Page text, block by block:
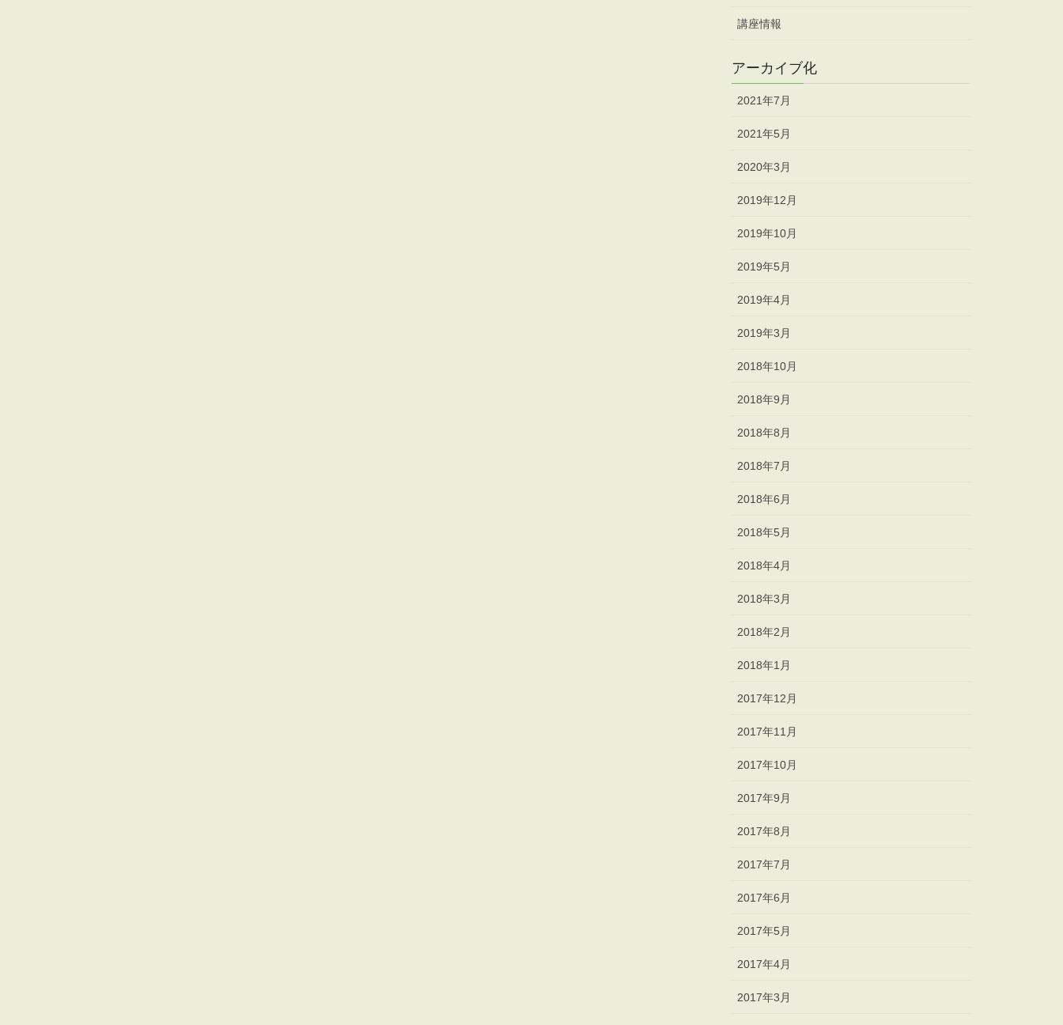
講座情報
アーカイブ化
2021年7月
2021年5月
2020年3月
2019年12月
2019年10月
2019年5月
2019年4月
2019年3月
2018年10月
2018年9月
2018年8月
2018年7月
2018年6月
2018年5月
2018年4月
2018年3月
2018年2月
2018年1月
2017年12月
2017年11月
2017年10月
2017年9月
2017年8月
2017年7月
2017年6月
2017年5月
2017年4月
2017年3月